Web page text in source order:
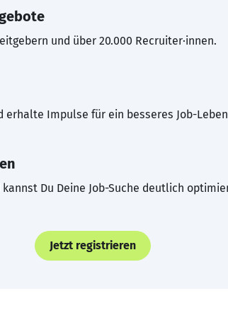
und über 20.000 Recruiter·innen.
erhalte Impulse für ein besseres Job-
Du Deine Job-Suche deutlich
Jetzt registrieren